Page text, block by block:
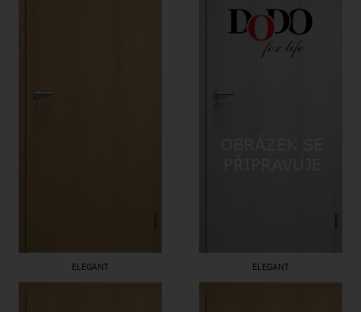
ELEGANT ELEGANT